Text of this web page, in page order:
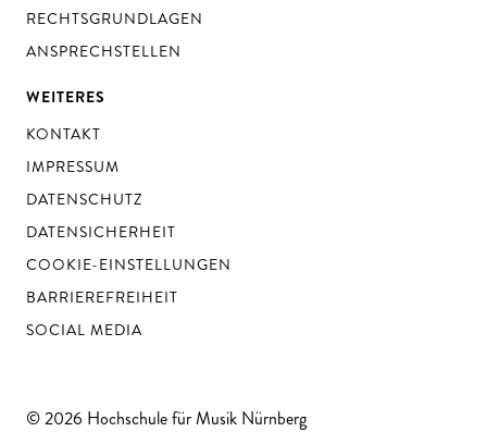
RECHTSGRUNDLAGEN
ANSPRECHSTELLEN
WEITERES
KONTAKT
IMPRESSUM
DATENSCHUTZ
DATENSICHERHEIT
COOKIE-EINSTELLUNGEN
BARRIEREFREIHEIT
SOCIAL MEDIA
© 2026 Hochschule für Musik Nürnberg